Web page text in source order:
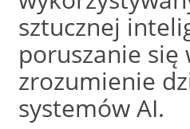
sztucznej
poruszanie się
zrozumienie
systemów AI.